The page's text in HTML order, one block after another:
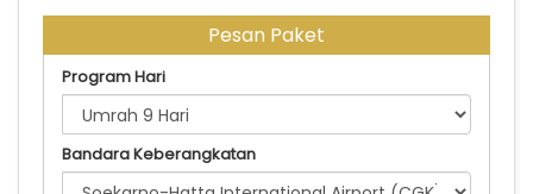
PAKE UMROH 21 OKTOBER 2026 SV SILVER
Pesan Paket
Program Hari
Bandara Keberangkatan